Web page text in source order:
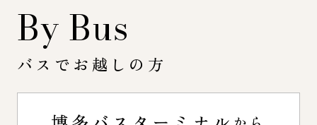
By Bus
バスでお越しの方